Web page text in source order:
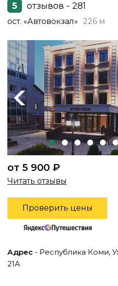
5 отзывов - 281
ост. «Автовокзал» 226 м
Previous
от 5 900 ₽
Читать отзывы
Проверить цены
Адрес - Республика Коми,
21А